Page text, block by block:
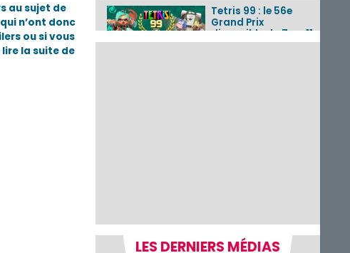
au sujet de
n’ont donc
ou si vous
la suite de
Tetris 99 : le 56e
Grand Prix
disponible du 7 au 11
août 2026 avec un
des séquences de
game...
LES DERNIERS MÉDIAS